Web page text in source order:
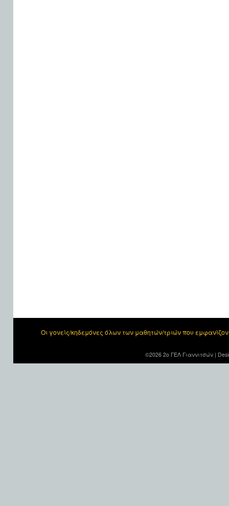
Οι γονείς/κηδεμόνες όλων των μαθητών/τριών που
©2026 2ο ΓΕΛ Γιαννιτσών |